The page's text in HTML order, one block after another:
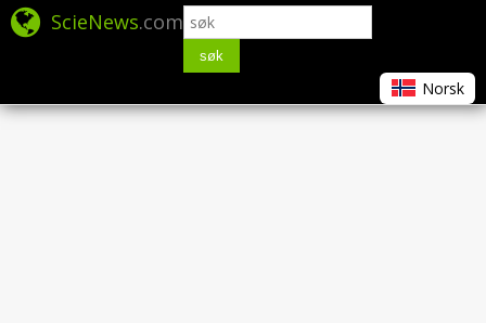
ScieNews.com
søk
Norsk